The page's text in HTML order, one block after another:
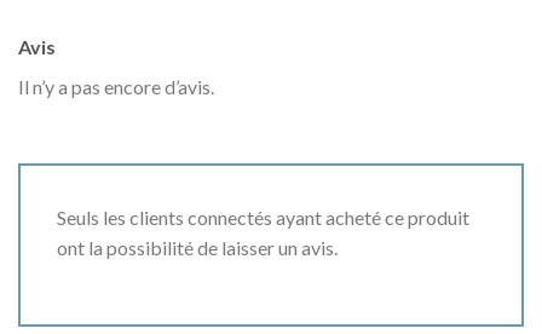
Avis
Il n’y a pas encore d’avis.
Seuls les clients connectés ayant acheté ce produit
ont la possibilité de laisser un avis.